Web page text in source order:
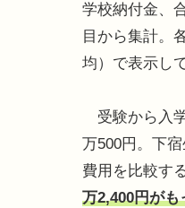
学校納付金、
目から集計。
均）で表示し
受験から入
万500円。下
費用を比較す
万2,400円がも